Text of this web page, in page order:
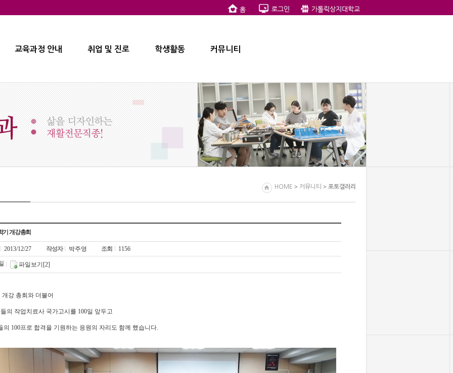
교육과정 안내 취업 및 진로 학생활동 커뮤니티
HOME > 커뮤니티 > 포토갤러리
기 개강총회
2013/12/27 작성자 박주영 조회 1156
파일보기[2]
강 총회와 더불어
의 작업치료사 국가고시를 100일 앞두고
100프로 합격을 기원하는 응원의 자리도 함께 했습니다.